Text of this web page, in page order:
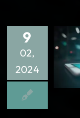
9
02,
2024